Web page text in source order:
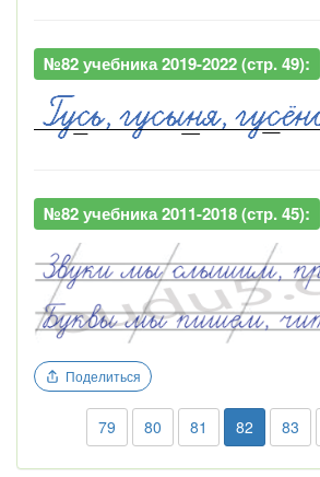
№82 учебника 2019-2022 (стр. 49):
№82 учебника 2011-2018 (стр. 45):
Поделиться
79 80 81 82 83